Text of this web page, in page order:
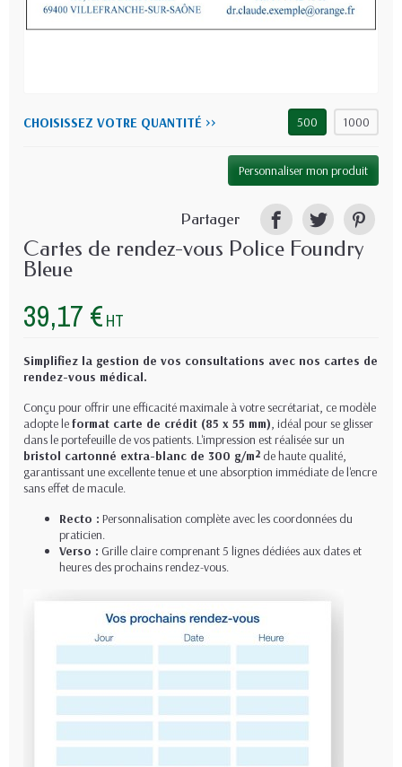
CHOISISSEZ VOTRE QUANTITÉ >> 500 1000
Personnaliser mon produit
Partager
Cartes de rendez-vous Police Foundry
Bleue
39,17 € HT
Simplifiez la gestion de vos consultations avec nos cartes de
rendez-vous médical.
Conçu pour offrir une efficacité maximale à votre secrétariat, ce modèle
adopte leformat carte de crédit (85 x 55 mm), idéal pour se glisser
dans le portefeuille de vos patients. L'impression est réalisée sur un
bristol cartonné extra-blanc de 300 g/m² de haute qualité,
garantissant une excellente tenue et une absorption immédiate de l'encre
sans effet de macule.
Recto : Personnalisation complète avec les coordonnées du
praticien.
Verso : Grille claire comprenant 5 lignes dédiées aux dates et
heures des prochains rendez-vous.